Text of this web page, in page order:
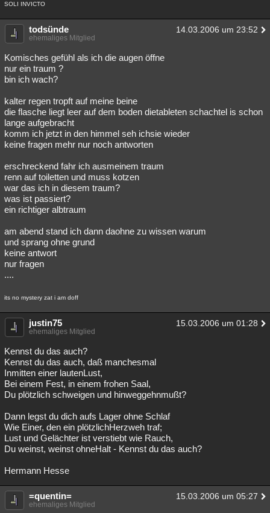
SOLI INVICTO
todsünde 14.03.2006 um 23:52
ehemaliges Mitglied
Komisches gefühl als ich die augen öffne
nur ein traum ?
bin ich wach?
kalter regen tropft auf meine beine
die flasche liegt leer auf dem boden dietableten schachtel is schon
lange aufgebracht
komm ich jetzt in den himmel seh ichsie wieder
keine fragen mehr nur noch antworten
erschreckend fahr ich ausmeinem traum
renn auf toiletten und muss kotzen
war das ich in diesem traum?
was ist passiert?
ein richtiger albtraum
am abend stand ich dann daohne zu wissen warum
und sprang ohne grund
keine antwort
nur fragen
....
its no mystery zat i am doff
justin75 15.03.2006 um 01:28
ehemaliges Mitglied
Kennst du das auch?
Kennst du das auch, daß manchesmal
Inmitten einer lautenLust,
Bei einem Fest, in einem frohen Saal,
Du plötzlich schweigen und hinweggehnmußt?
Dann legst du dich aufs Lager ohne Schlaf
Wie Einer, den ein plötzlichHerzweh traf;
Lust und Gelächter ist verstiebt wie Rauch,
Du weinst, weinst ohneHalt - Kennst du das auch?
Hermann Hesse
=quentin= 15.03.2006 um 05:27
ehemaliges Mitglied